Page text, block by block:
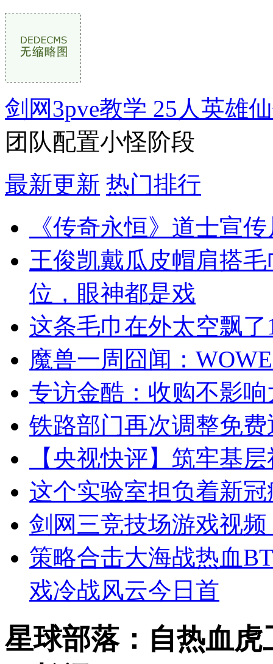
剑网3pve教学 25人英雄
团队配置小怪阶段
最新更新 热门排行
《传奇永恒》道士宣
王俊凯戴瓜皮帽肩搭
位，眼神都是戏
这条毛巾在外太空飘
魔兽一周囧闻：
专访金酷：收购不影
铁路部门再次调整免
【央视快评】筑牢基
这个实验室担负着新
剑网三竞技场游戏视
策略合击大海战热血
戏冷战风云今日首
星球部落：自热血